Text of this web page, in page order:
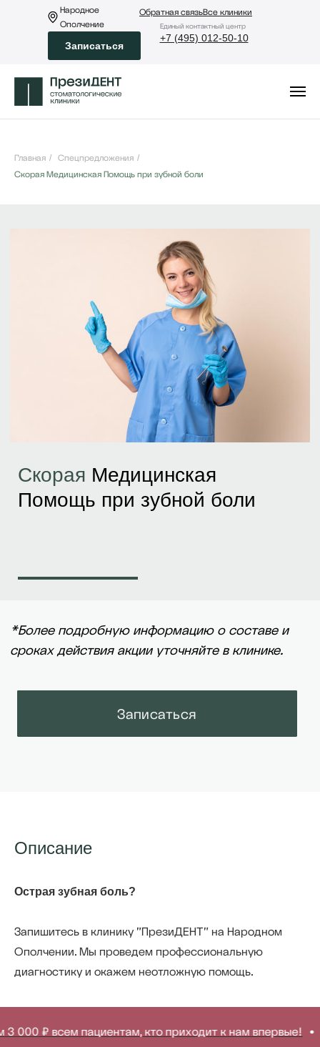
Обратная связьВсе клиники
Eдиный контактный центр
+7 (495) 012-50-10
Народное
Ополчение
Записаться
Главная / Спецпредложения /
Скорая Медицинская Помощь при зубной боли
Медицинская
Помощь при зубной боли
Записаться
Описание
Острая зубная боль?
Запишитесь в клинику "ПрезиДЕНТ" на Народном
Ополчении. Мы проведем профессиональную
диагностику и окажем неотложную помощь.
₽ всем пациентам, кто приходит к нам впервые!
Стоматологический чекап +
КТ вподарок!